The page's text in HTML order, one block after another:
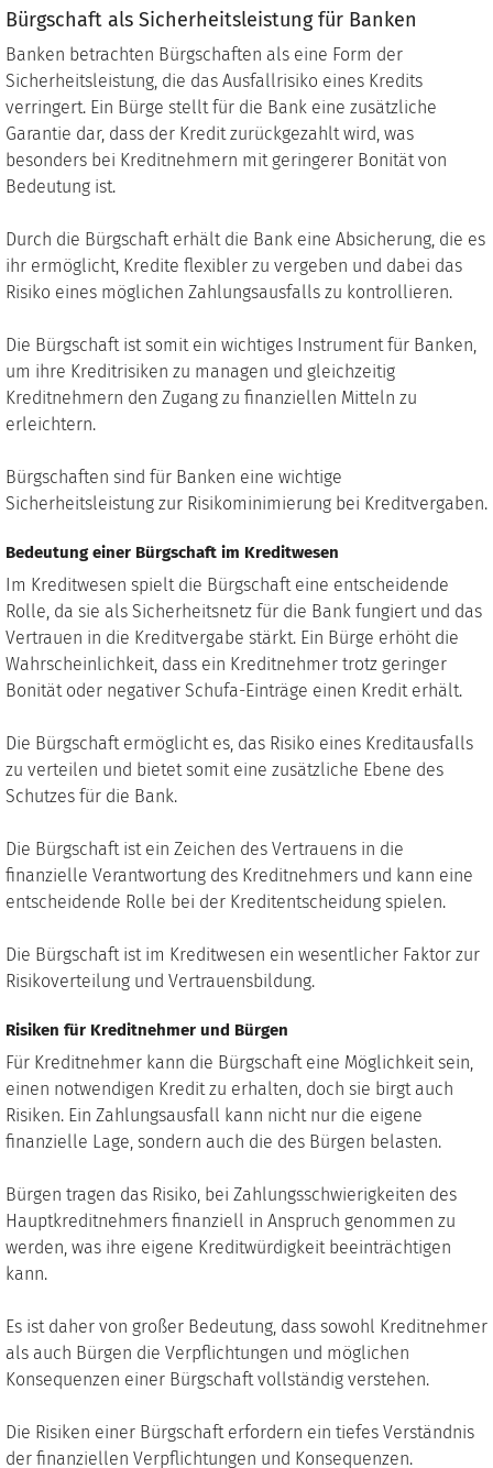
Bürgschaft als Sicherheitsleistung für Banken
Banken betrachten Bürgschaften als eine Form der
Sicherheitsleistung, die das Ausfallrisiko eines Kredits
verringert. Ein Bürge stellt für die Bank eine zusätzliche
Garantie dar, dass der Kredit zurückgezahlt wird, was
besonders bei Kreditnehmern mit geringerer Bonität von
Bedeutung ist.
Durch die Bürgschaft erhält die Bank eine Absicherung, die es
ihr ermöglicht, Kredite flexibler zu vergeben und dabei das
Risiko eines möglichen Zahlungsausfalls zu kontrollieren.
Die Bürgschaft ist somit ein wichtiges Instrument für Banken,
um ihre Kreditrisiken zu managen und gleichzeitig
Kreditnehmern den Zugang zu finanziellen Mitteln zu
erleichtern.
Bürgschaften sind für Banken eine wichtige
Sicherheitsleistung zur Risikominimierung bei Kreditvergaben.
Bedeutung einer Bürgschaft im Kreditwesen
Im Kreditwesen spielt die Bürgschaft eine entscheidende
Rolle, da sie als Sicherheitsnetz für die Bank fungiert und das
Vertrauen in die Kreditvergabe stärkt. Ein Bürge erhöht die
Wahrscheinlichkeit, dass ein Kreditnehmer trotz geringer
Bonität oder negativer Schufa-Einträge einen Kredit erhält.
Die Bürgschaft ermöglicht es, das Risiko eines Kreditausfalls
zu verteilen und bietet somit eine zusätzliche Ebene des
Schutzes für die Bank.
Die Bürgschaft ist ein Zeichen des Vertrauens in die
finanzielle Verantwortung des Kreditnehmers und kann eine
entscheidende Rolle bei der Kreditentscheidung spielen.
Die Bürgschaft ist im Kreditwesen ein wesentlicher Faktor zur
Risikoverteilung und Vertrauensbildung.
Risiken für Kreditnehmer und Bürgen
Für Kreditnehmer kann die Bürgschaft eine Möglichkeit sein,
einen notwendigen Kredit zu erhalten, doch sie birgt auch
Risiken. Ein Zahlungsausfall kann nicht nur die eigene
finanzielle Lage, sondern auch die des Bürgen belasten.
Bürgen tragen das Risiko, bei Zahlungsschwierigkeiten des
Hauptkreditnehmers finanziell in Anspruch genommen zu
werden, was ihre eigene Kreditwürdigkeit beeinträchtigen
kann.
Es ist daher von großer Bedeutung, dass sowohl Kreditnehmer
als auch Bürgen die Verpflichtungen und möglichen
Konsequenzen einer Bürgschaft vollständig verstehen.
Die Risiken einer Bürgschaft erfordern ein tiefes Verständnis
der finanziellen Verpflichtungen und Konsequenzen.